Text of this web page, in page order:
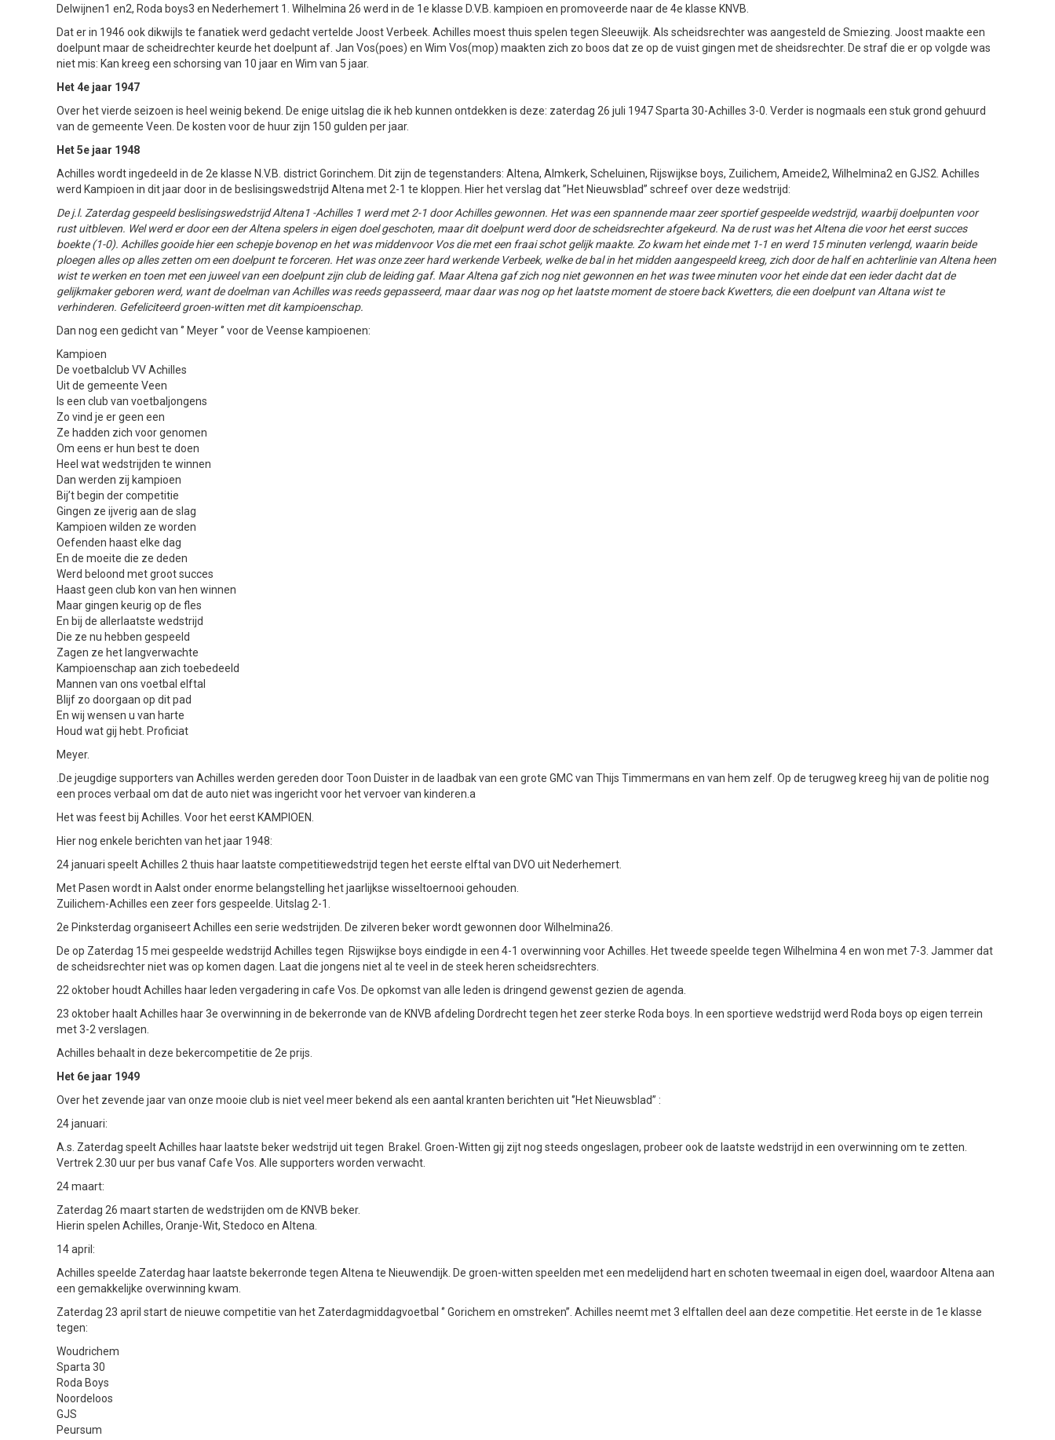
Delwijnen1 en2, Roda boys3 en Nederhemert 1. Wilhelmina 26 werd in de 1e klasse D.V.B. kampioen en promoveerde naar de 4e klasse KNVB.
Dat er in 1946 ook dikwijls te fanatiek werd gedacht vertelde Joost Verbeek. Achilles moest thuis spelen tegen Sleeuwijk. Als scheidsrechter was aangesteld de Smiezing. Joost maakte een
doelpunt maar de scheidrechter keurde het doelpunt af. Jan Vos(poes) en Wim Vos(mop) maakten zich zo boos dat ze op de vuist gingen met de sheidsrechter. De straf die er op volgde was
niet mis: Kan kreeg een schorsing van 10 jaar en Wim van 5 jaar.
Het 4e jaar 1947
Over het vierde seizoen is heel weinig bekend. De enige uitslag die ik heb kunnen ontdekken is deze: zaterdag 26 juli 1947 Sparta 30-Achilles 3-0. Verder is nogmaals een stuk grond gehuurd
van de gemeente Veen. De kosten voor de huur zijn 150 gulden per jaar.
Het 5e jaar 1948
Achilles wordt ingedeeld in de 2e klasse N.V.B. district Gorinchem. Dit zijn de tegenstanders: Altena, Almkerk, Scheluinen, Rijswijkse boys, Zuilichem, Ameide2, Wilhelmina2 en GJS2. Achilles
werd Kampioen in dit jaar door in de beslisingswedstrijd Altena met 2-1 te kloppen. Hier het verslag dat ”Het Nieuwsblad” schreef over deze wedstrijd:
De j.l. Zaterdag gespeeld beslisingswedstrijd Altena1 -Achilles 1 werd met 2-1 door Achilles gewonnen. Het was een spannende maar zeer sportief gespeelde wedstrijd, waarbij doelpunten voor
rust uitbleven. Wel werd er door een der Altena spelers in eigen doel geschoten, maar dit doelpunt werd door de scheidsrechter afgekeurd. Na de rust was het Altena die voor het eerst succes
boekte (1-0). Achilles gooide hier een schepje bovenop en het was middenvoor Vos die met een fraai schot gelijk maakte. Zo kwam het einde met 1-1 en werd 15 minuten verlengd, waarin beide
ploegen alles op alles zetten om een doelpunt te forceren. Het was onze zeer hard werkende Verbeek, welke de bal in het midden aangespeeld kreeg, zich door de half en achterlinie van Altena heen
wist te werken en toen met een juweel van een doelpunt zijn club de leiding gaf. Maar Altena gaf zich nog niet gewonnen en het was twee minuten voor het einde dat een ieder dacht dat de
gelijkmaker geboren werd, want de doelman van Achilles was reeds gepasseerd, maar daar was nog op het laatste moment de stoere back Kwetters, die een doelpunt van Altana wist te
verhinderen. Gefeliciteerd groen-witten met dit kampioenschap.
Dan nog een gedicht van ‘’ Meyer ‘’ voor de Veense kampioenen:
Kampioen
De voetbalclub VV Achilles
Uit de gemeente Veen
Is een club van voetbaljongens
Zo vind je er geen een
Ze hadden zich voor genomen
Om eens er hun best te doen
Heel wat wedstrijden te winnen
Dan werden zij kampioen
Bij’t begin der competitie
Gingen ze ijverig aan de slag
Kampioen wilden ze worden
Oefenden haast elke dag
En de moeite die ze deden
Werd beloond met groot succes
Haast geen club kon van hen winnen
Maar gingen keurig op de fles
En bij de allerlaatste wedstrijd
Die ze nu hebben gespeeld
Zagen ze het langverwachte
Kampioenschap aan zich toebedeeld
Mannen van ons voetbal elftal
Blijf zo doorgaan op dit pad
En wij wensen u van harte
Houd wat gij hebt. Proficiat
Meyer.
.De jeugdige supporters van Achilles werden gereden door Toon Duister in de laadbak van een grote GMC van Thijs Timmermans en van hem zelf. Op de terugweg kreeg hij van de politie nog
een proces verbaal om dat de auto niet was ingericht voor het vervoer van kinderen.a
Het was feest bij Achilles. Voor het eerst KAMPIOEN.
Hier nog enkele berichten van het jaar 1948:
24 januari speelt Achilles 2 thuis haar laatste competitiewedstrijd tegen het eerste elftal van DVO uit Nederhemert.
Met Pasen wordt in Aalst onder enorme belangstelling het jaarlijkse wisseltoernooi gehouden.
Zuilichem-Achilles een zeer fors gespeelde. Uitslag 2-1.
2e Pinksterdag organiseert Achilles een serie wedstrijden. De zilveren beker wordt gewonnen door Wilhelmina26.
De op Zaterdag 15 mei gespeelde wedstrijd Achilles tegen Rijswijkse boys eindigde in een 4-1 overwinning voor Achilles. Het tweede speelde tegen Wilhelmina 4 en won met 7-3. Jammer dat
de scheidsrechter niet was op komen dagen. Laat die jongens niet al te veel in de steek heren scheidsrechters.
22 oktober houdt Achilles haar leden vergadering in cafe Vos. De opkomst van alle leden is dringend gewenst gezien de agenda.
23 oktober haalt Achilles haar 3e overwinning in de bekerronde van de KNVB afdeling Dordrecht tegen het zeer sterke Roda boys. In een sportieve wedstrijd werd Roda boys op eigen terrein
met 3-2 verslagen.
Achilles behaalt in deze bekercompetitie de 2e prijs.
Het 6e jaar 1949
Over het zevende jaar van onze mooie club is niet veel meer bekend als een aantal kranten berichten uit ‘’Het Nieuwsblad” :
24 januari:
A.s. Zaterdag speelt Achilles haar laatste beker wedstrijd uit tegen Brakel. Groen-Witten gij zijt nog steeds ongeslagen, probeer ook de laatste wedstrijd in een overwinning om te zetten.
Vertrek 2.30 uur per bus vanaf Cafe Vos. Alle supporters worden verwacht.
24 maart:
Zaterdag 26 maart starten de wedstrijden om de KNVB beker.
Hierin spelen Achilles, Oranje-Wit, Stedoco en Altena.
14 april:
Achilles speelde Zaterdag haar laatste bekerronde tegen Altena te Nieuwendijk. De groen-witten speelden met een medelijdend hart en schoten tweemaal in eigen doel, waardoor Altena aan
een gemakkelijke overwinning kwam.
Zaterdag 23 april start de nieuwe competitie van het Zaterdagmiddagvoetbal ‘’ Gorichem en omstreken’’. Achilles neemt met 3 elftallen deel aan deze competitie. Het eerste in de 1e klasse
tegen:
Woudrichem
Sparta 30
Roda Boys
Noordeloos
GJS
Peursum